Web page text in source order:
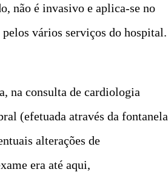
não é invasivo e aplica-se no
vários serviços do hospital.
na consulta de cardiologia
(efetuada através da fontanela
alterações de
era até aqui,